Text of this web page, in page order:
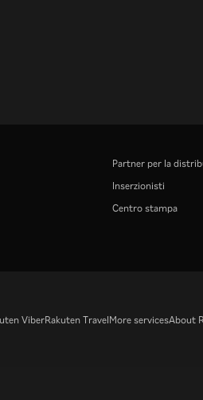
Partner per la
Inserzionisti
Centro stampa
ViberRakuten TravelMore servicesAbout